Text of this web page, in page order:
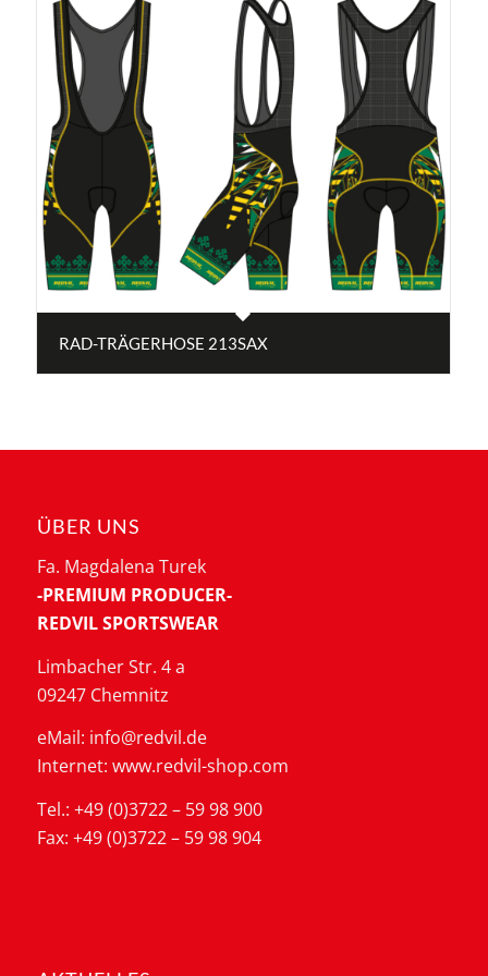
RAD-TRÄGERHOSE 213SAX
ÜBER UNS
Fa. Magdalena Turek
-PREMIUM PRODUCER-
REDVIL SPORTSWEAR
Limbacher Str. 4 a
09247 Chemnitz
eMail: info@redvil.de
Internet: www.redvil-shop.com
Tel.: +49 (0)3722 – 59 98 900
Fax: +49 (0)3722 – 59 98 904